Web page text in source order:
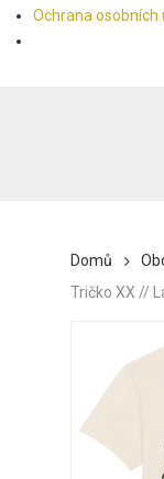
Ochrana osobních
Domů
Tričko XX //